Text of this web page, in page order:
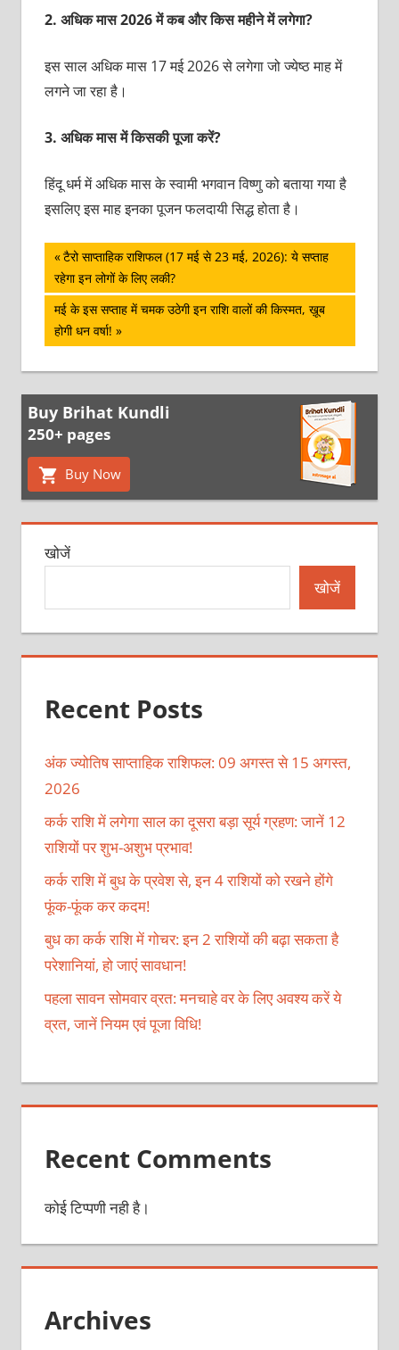
2. अधिक मास 2026 में कब और किस महीने में लगेगा?
इस साल अधिक मास 17 मई 2026 से लगेगा जो ज्येष्ठ माह में
लगने जा रहा है।
3. अधिक मास में किसकी पूजा करें?
हिंदू धर्म में अधिक मास के स्वामी भगवान विष्णु को बताया गया है
इसलिए इस माह इनका पूजन फलदायी सिद्ध होता है।
पोस्ट
नेविगेशन
Previous
Post:
टैरो साप्ताहिक राशिफल (17 मई से 23 मई, 2026): ये सप्ताह
रहेगा इन लोगों के लिए लकी?
Next
Post:
मई के इस सप्ताह में चमक उठेगी इन राशि वालों की किस्मत, ख़ूब
होगी धन वर्षा!
Buy Brihat Kundli
250+ pages
Buy Now
खोजें
खोजें
Recent Posts
अंक ज्योतिष साप्ताहिक राशिफल: 09 अगस्त से 15 अगस्त,
2026
कर्क राशि में लगेगा साल का दूसरा बड़ा सूर्य ग्रहण: जानें 12
राशियों पर शुभ-अशुभ प्रभाव!
कर्क राशि में बुध के प्रवेश से, इन 4 राशियों को रखने होंगे
फूंक-फूंक कर कदम!
बुध का कर्क राशि में गोचर: इन 2 राशियों की बढ़ा सकता है
परेशानियां, हो जाएं सावधान!
पहला सावन सोमवार व्रत: मनचाहे वर के लिए अवश्य करें ये
व्रत, जानें नियम एवं पूजा विधि!
Recent Comments
कोई टिप्पणी नही है।
Archives